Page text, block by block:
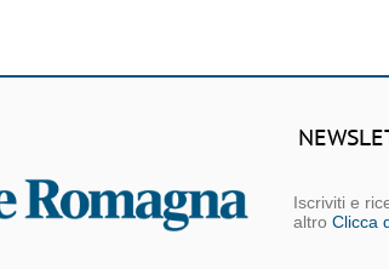
Iscriviti e
altro Clicca